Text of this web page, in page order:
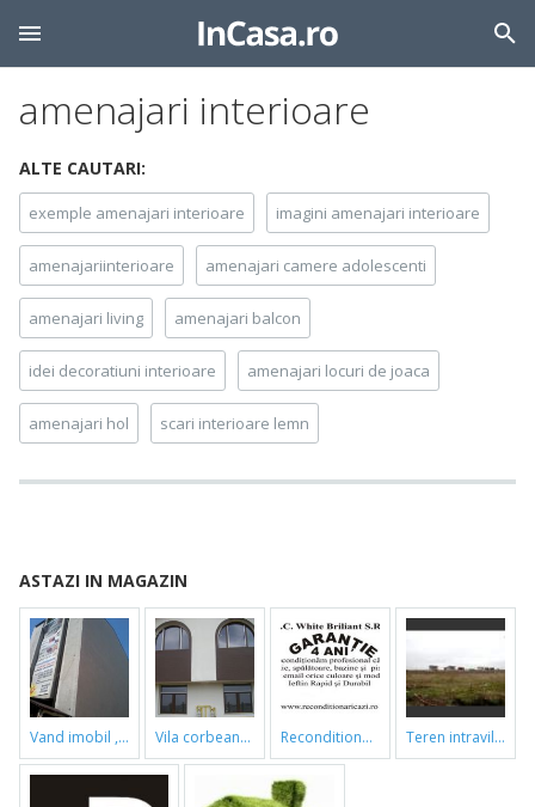
amenajari interioare
ALTE CAUTARI:
exemple amenajari interioare imagini amenajari interioare
amenajariinterioare amenajari camere adolescenti
amenajari living amenajari balcon
idei decoratiuni interioare amenajari locuri de joaca
amenajari hol scari interioare lemn
ASTAZI IN MAGAZIN
vand imobil ,790m,piata gorjului,pret negociabil vila corbeanca reconditionari cazi de baie teren intravilan